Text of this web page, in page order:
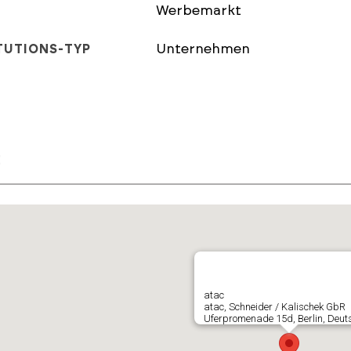
Werbemarkt
TYP Unternehmen
atac
atac, Schneider / Kalischek GbR
Uferpromenade 15d, Berlin,